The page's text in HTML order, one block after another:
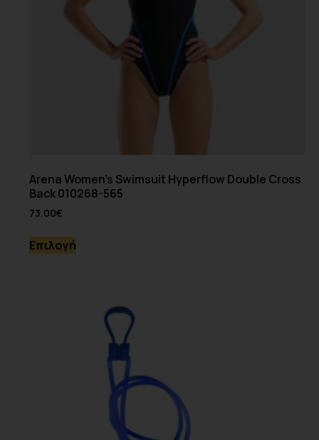
Arena Women’s Swimsuit Hyperflow Double Cross
Back 010268-565
73.00€
Επιλογή